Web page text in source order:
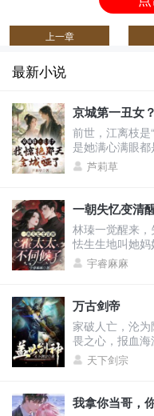
上一章
最新小说
京城第一丑女
前世，江离枝是
是她满心满眼
填补将军府。
气，甚至让她
决心要让这群
双飞？她直接
花想装柔弱博同
的脸皮！全城
芦莉草
一朝失忆变清
林瑧一觉醒来，
怯生生地叫她
去给继妹输血
以婚姻为筹码
分一半，至于你
舔狗的，还被人
公，甚至讨好
开自己老公。她
宇睿麻麻
万古剑帝
家破人亡，沦
畏之心，报血
修剑道，凝天
沉浮？我有一剑
天下剑宗
我拿你当哥，